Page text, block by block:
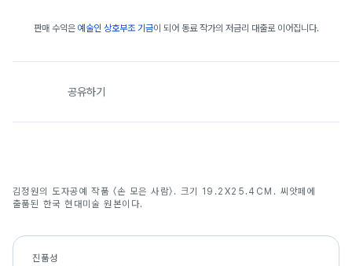
판매 수익은 예술인 상호부조 기금이 되어 동료 작가의 저금리 대출로 이어집니다.
공유하기
김정원
김정원의 도자공예 작품 〈손 모은 사람〉. 크기 19.2X25.4CM. 씨앗페에
출품된 한국 현대미술 원본이다.
진품성